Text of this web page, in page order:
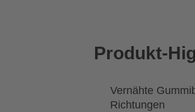
Produkt-
Vernähte
Richtungen